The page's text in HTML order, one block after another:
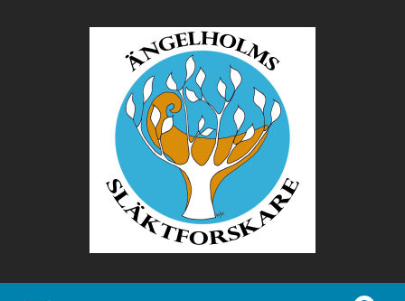
Ängelholms